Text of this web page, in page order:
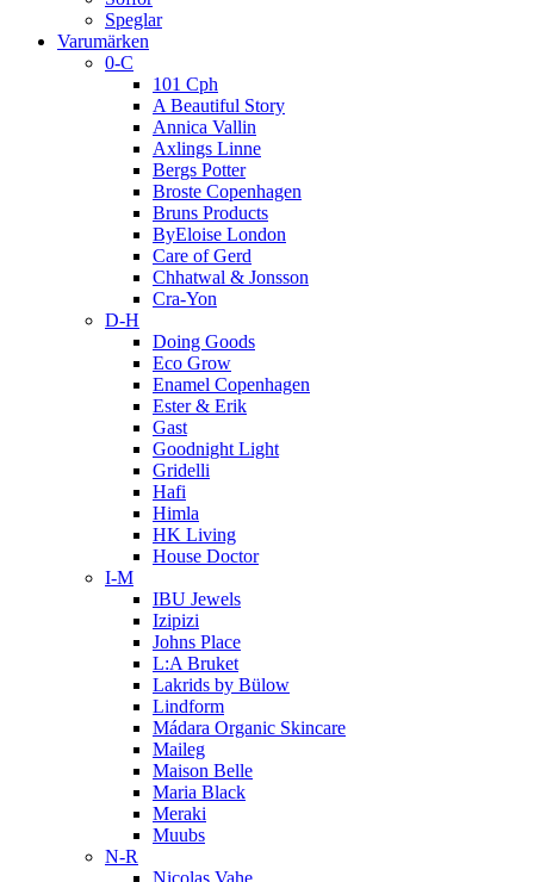
Speglar
Varumärken
0-C
101 Cph
A Beautiful Story
Annica Vallin
Axlings Linne
Bergs Potter
Broste Copenhagen
Bruns Products
ByEloise London
Care of Gerd
Chhatwal & Jonsson
Cra-Yon
D-H
Doing Goods
Eco Grow
Enamel Copenhagen
Ester & Erik
Gast
Goodnight Light
Gridelli
Hafi
Himla
HK Living
House Doctor
I-M
IBU Jewels
Izipizi
Johns Place
L:A Bruket
Lakrids by Bülow
Lindform
Mádara Organic Skincare
Maileg
Maison Belle
Maria Black
Meraki
Muubs
N-R
Nicolas Vahe